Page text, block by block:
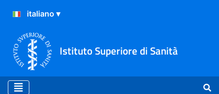
Istituto Superiore di Sanità